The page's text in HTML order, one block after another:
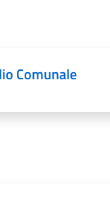
Comunale